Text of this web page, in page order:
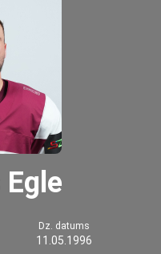
Egle
Dz. datums
11.05.1996